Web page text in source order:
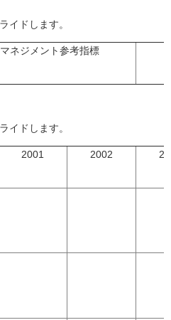
イドします。
ネジメント参考指標
イドします。
2001 2002